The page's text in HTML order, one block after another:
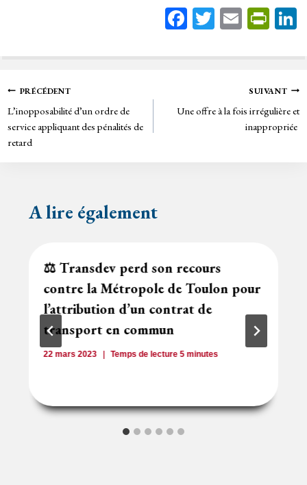
Fa
bo
T
tt
E
ail
Pr
tF
rie
n
dl
Navigation
de
l’article
PRÉCÉDENT
L’inopposabilité d’un ordre de
service appliquant des pénalités de
retard
SUIVANT
Une offre à la fois irrégulière et
inappropriée
A lire également
⚖️ Transdev perd son recours
contre la Métropole de Toulon pour
l’attribution d’un contrat de
transport en commun
22 mars 2023 Temps de lecture 5minutes